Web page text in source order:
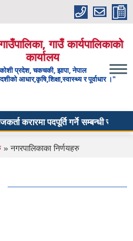
गाउँ कार्यपालिकाको
कार्यालय
प्रदेश, चकचकी, झापा, नेपाल
आधार,कृषि,शिक्षा,स्वास्थ्य र पूर्वाधार ।"
करारमा पदपूर्ति गर्ने सम्बन्धी सूचना ।
» नगरपालिकाका निर्णयहरु